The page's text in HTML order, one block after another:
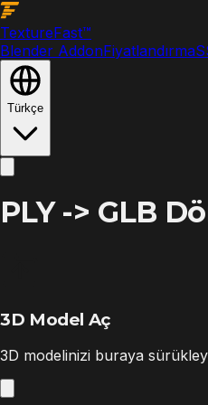
TextureFast™
Blender AddonFiyatlandırma
Türkçe
PLY -> GLB
3D Model Aç
3D modelinizi buraya